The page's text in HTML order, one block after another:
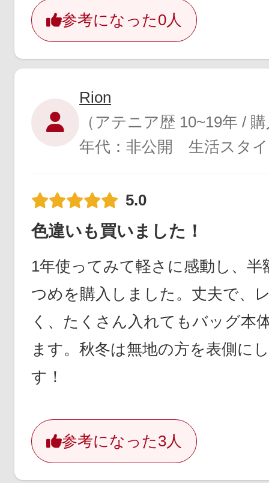
参考になった0人
Rion
（アテニア歴 10~19年 /
年代：非公開 生活スタ
5.0
色違いも買いました！
1年使ってみて軽さに感動し、
つめを購入しました。丈夫で、
く、たくさん入れてもバッグ本
ます。秋冬は無地の方を表側に
す！
参考になった3人